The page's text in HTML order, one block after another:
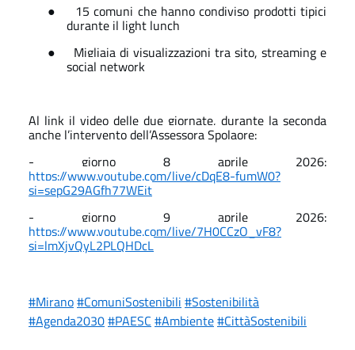
●
15 comuni che hanno condiviso prodotti tipici
durante il light lunch
●
Migliaia di visualizzazioni tra sito, streaming e
social network
Al link il video delle due giornate, durante la seconda
anche l’intervento dell’Assessora Spolaore:
- giorno 8 aprile 2026:
https://www.youtube.com/live/cDqE8-fumW0?
si=sepG29AGfh77WEit
- giorno 9 aprile 2026:
https://www.youtube.com/live/7H0CCzO_vF8?
si=lmXjvQyL2PLQHDcL
#Mirano#ComuniSostenibili #Sostenibilità
#Agenda2030#PAESC #Ambiente#CittàSostenibili